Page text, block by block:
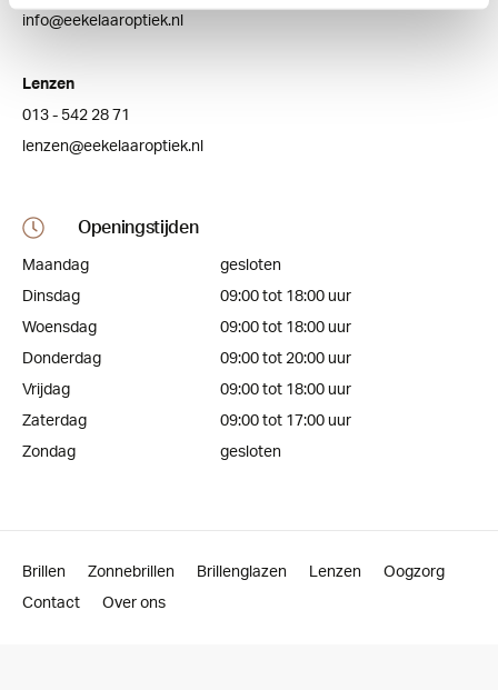
info@eekelaaroptiek.nl
Lenzen
013 - 542 28 71
lenzen@eekelaaroptiek.nl
Openingstijden
Maandag
gesloten
Dinsdag
09:00 tot 18:00 uur
Woensdag
09:00 tot 18:00 uur
Donderdag
09:00 tot 20:00 uur
Vrijdag
09:00 tot 18:00 uur
Zaterdag
09:00 tot 17:00 uur
Zondag
gesloten
Brillen Zonnebrillen Brillenglazen Lenzen
Oogzorg
Contact
Over ons